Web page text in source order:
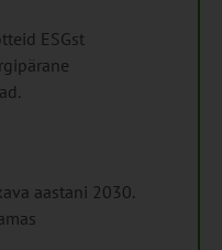
ESGst
aastani 2030.